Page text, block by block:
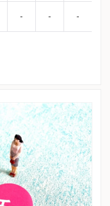
- - -
お問い合わせくださ